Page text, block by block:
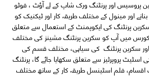
پروسیس اور پرنٹنگ ورک شاپ کے لے آؤٹ ، فوٹو
اور مینول کے مختلف طریقہ کار اور ٹیکنیک کو
پرنٹنگ کی ایکوپمنٹ کے استعمال سے متعلق
کورس میں آپ کو سکرین پرنٹنگ مشینز کی مختلف
سکرین پرنٹنگ کی سیاہی، مختلف قسم کی
اسٹیٹ پروپرٹیز سے متعلق سکھایا جائے گا، پرنٹنگ
فلم اسٹینسل طریقہ کار کے ساتھ مختلف